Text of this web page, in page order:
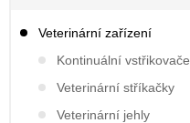
Veterinární zařízení
Kontinuální vstřikovače
Veterinární stříkačky
Veterinární jehly